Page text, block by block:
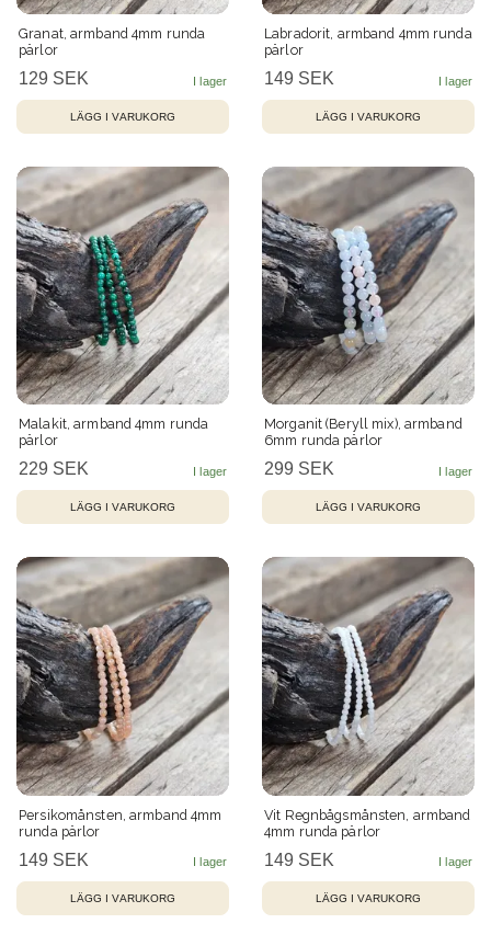
Granat, armband 4mm runda
pärlor
129 SEK
Labradorit, armband 4mm runda
pärlor
149 SEK
Malakit, armband 4mm runda
pärlor
229 SEK
Morganit (Beryll mix), armband
6mm runda pärlor
299 SEK
Persikomånsten, armband 4mm
runda pärlor
149 SEK
Vit Regnbågsmånsten, armband
4mm runda pärlor
149 SEK